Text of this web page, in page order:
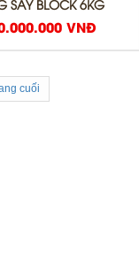
SẤY BLOCK 6KG
VNĐ
cuối